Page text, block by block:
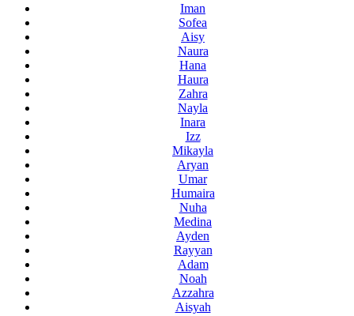
Iman
Sofea
Aisy
Naura
Hana
Haura
Zahra
Nayla
Inara
Izz
Mikayla
Aryan
Umar
Humaira
Nuha
Medina
Ayden
Rayyan
Adam
Noah
Azzahra
Aisyah